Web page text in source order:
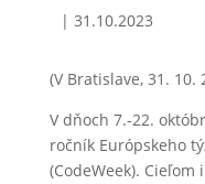
| 31.10.2023
(V Bratislave, 31. 10.
V dňoch 7.-22.
ročník Európskeho
(CodeWeek).